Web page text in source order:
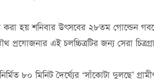
হয় শনিবার উৎসবের ২৮তম গোল্ডেন
প্রযোজনার এই চলচ্চিত্রটির জন্য সেরা
৮০ মিনিট দৈর্ঘ্যের ‘সাঁকোটা দুলছে’